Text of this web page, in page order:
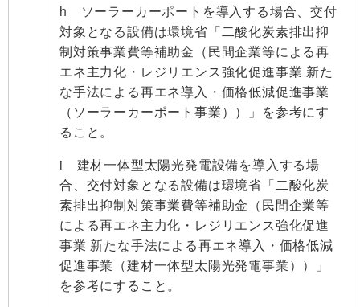
h ソーラーカーポートを導入する場合、交付
対象となる設備は環境省「二酸化炭素排出抑
制対策事業費等補助金（民間企業等による再
エネ主力化・レジリエンス強化促進事業 新た
な手法による再エネ導入・価格低減促進事業
（ソーラーカーポート事業））」を参考にす
ること。
i 建材一体型太陽光発電設備を導入する場
合、交付対象となる設備は環境省「二酸化炭
素排出抑制対策事業費等補助金（民間企業等
による再エネ主力化・レジリエンス強化促進
事業 新たな手法による再エネ導入・価格低減
促進事業（建材一体型太陽光発電事業））」
を参考にすること。